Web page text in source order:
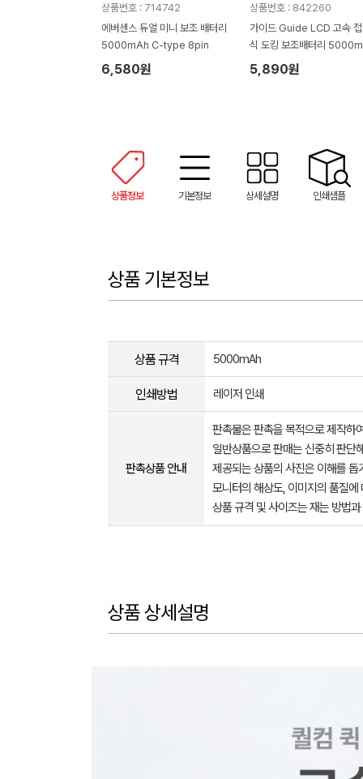
상품번호 : 714742
에버센스 듀얼 미니 보조 배터리
5000mAh C-type 8pin
6,580원
상품번호 : 842260
가이드 Guide LCD 고속
식 도킹 보조배터리
5,890원
상품정보 기본정보 상세설명 인쇄샘플
상품 기본정보
상품 규격 5000mAh
인쇄방법 레이저 인쇄
판촉상품 안내
판촉물은 판촉을 목적으로 제작하
일반상품으로 판매는 신중히 판단
제공되는 상품의 사진은 이해를
모니터의 해상도, 이미지의 품질
상품 규격 및 사이즈는 재는 방법
상품 상세설명